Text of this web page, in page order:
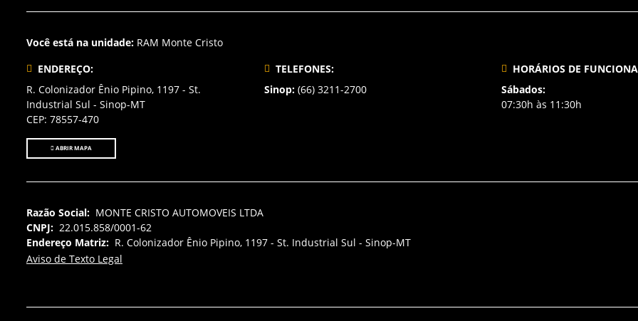
Você está na unidade: RAM Monte Cristo
ENDEREÇO:
R. Colonizador Ênio Pipino, 1197 - St.
Industrial Sul - Sinop-MT
CEP: 78557-470
ABRIR MAPA
TELEFONES:
Sinop:(66) 3211-2700
HORÁRIOS DE
Sábados:
07:30h às 11:30h
Razão Social: MONTE CRISTO AUTOMOVEIS LTDA
CNPJ: 22.015.858/0001-62
Endereço Matriz: R. Colonizador Ênio Pipino, 1197 - St. Industrial Sul - Sinop-MT
Aviso de Texto Legal